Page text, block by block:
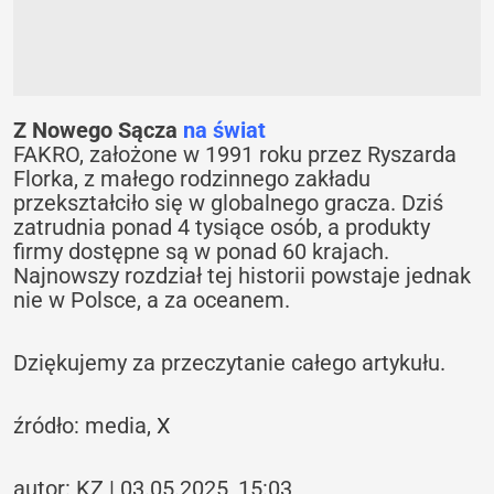
Z Nowego Sącza na świat
FAKRO, założone w 1991 roku przez Ryszarda
Florka, z małego rodzinnego zakładu
przekształciło się w globalnego gracza. Dziś
zatrudnia ponad 4 tysiące osób, a produkty
firmy dostępne są w ponad 60 krajach.
Najnowszy rozdział tej historii powstaje jednak
nie w Polsce, a za oceanem.
Dziękujemy za przeczytanie całego artykułu.
źródło: media,X
autor: KZ | 03.05.2025, 15:03